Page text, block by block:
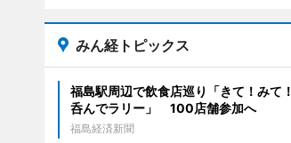
みん経トピックス
福島駅周辺で飲食店巡り「きて！みて！
呑んでラリー」 100店舗参加へ
福島経済新聞